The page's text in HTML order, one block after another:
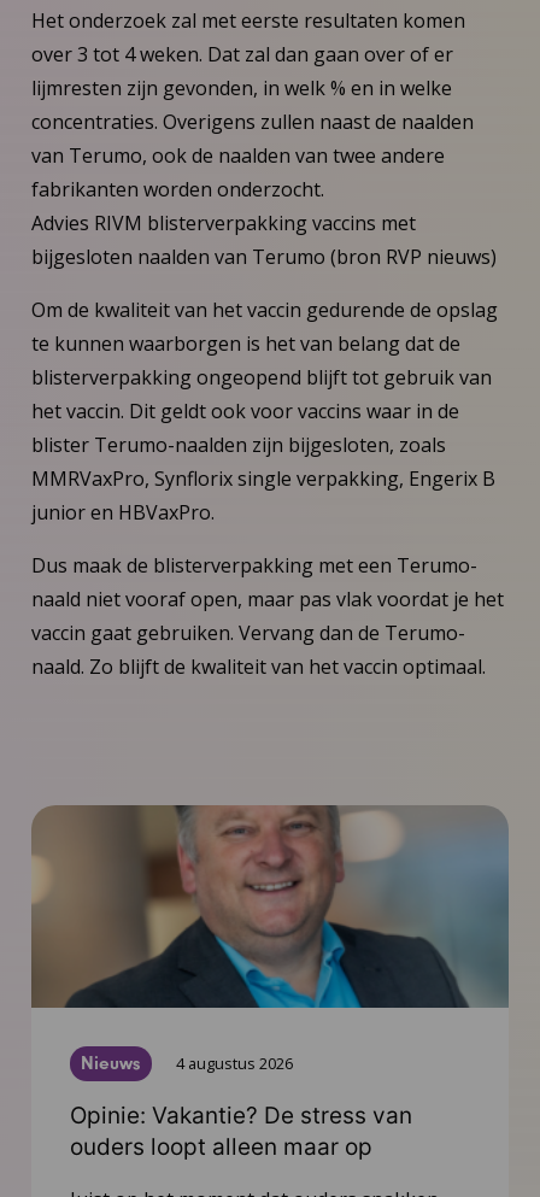
Het onderzoek zal met eerste resultaten komen
over 3 tot 4 weken. Dat zal dan gaan over of er
lijmresten zijn gevonden, in welk % en in welke
concentraties. Overigens zullen naast de naalden
van Terumo, ook de naalden van twee andere
fabrikanten worden onderzocht.
Advies RIVM blisterverpakking vaccins met
bijgesloten naalden van Terumo (bron RVP nieuws)
Om de kwaliteit van het vaccin gedurende de opslag
te kunnen waarborgen is het van belang dat de
blisterverpakking ongeopend blijft tot gebruik van
het vaccin. Dit geldt ook voor vaccins waar in de
blister Terumo-naalden zijn bijgesloten, zoals
MMRVaxPro, Synflorix single verpakking, Engerix B
junior en HBVaxPro.
Dus maak de blisterverpakking met een Terumo-
naald niet vooraf open, maar pas vlak voordat je het
vaccin gaat gebruiken. Vervang dan de Terumo-
naald. Zo blijft de kwaliteit van het vaccin optimaal.
Nieuws 4 augustus 2026
Opinie: Vakantie? De stress van
ouders loopt alleen maar op